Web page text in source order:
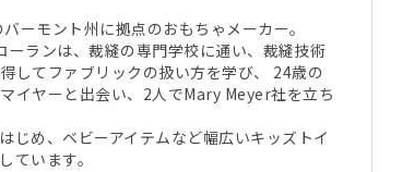
ーモント州に拠点のおもちゃメーカー。
ーランは、裁縫の専門学校に通い、裁縫技術
してファブリックの扱い方を学び、 24歳の
イヤーと出会い、2人でMary Meyer社を立ち
じめ、ベビーアイテムなど幅広いキッズトイ
ています。